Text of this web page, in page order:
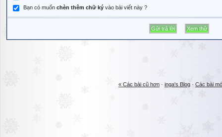
Bạn có muốn chèn thêm chữ ký vào bài viết này ?
« Các bài cũ hơn · inga's Blog · Các bài